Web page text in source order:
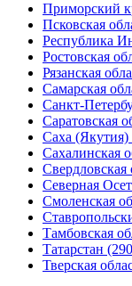
Приморский
Псковская
Республика
Ростовская
Рязанская
Самарская
Санкт-
Саратовская
Саха (Якутия)
Сахалинская
Свердловская
Северная
Смоленская
Тамбовская
Татарстан
Тверская